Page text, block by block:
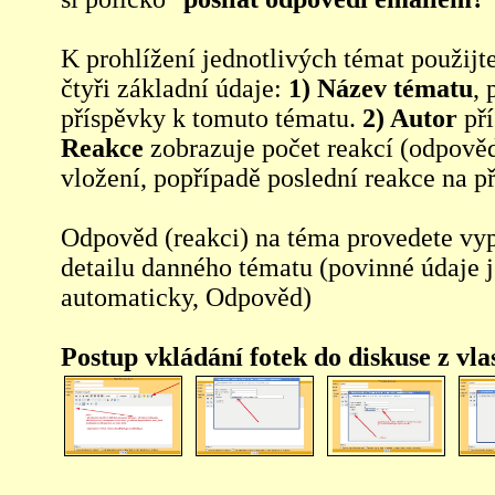
K prohlížení jednotlivých témat
čtyři základní údaje: 1) Název tématu,
příspěvky k tomuto tématu. 2) Autor
Reakce zobrazuje počet reakcí
vložení, popřípadě poslední reakce na
Odpověd (reakci) na téma provedete
detailu danného tématu (povinné údaje
automaticky, Odpověd)
Postup vkládání fotek do diskuse z